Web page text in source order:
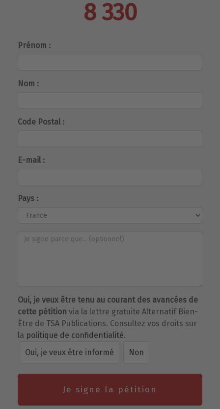
8 330
Prénom :
Nom :
Code Postal :
E-mail :
Pays :
Oui, je veux être tenu au courant des avancées de
cette pétition via la lettre gratuite Alternatif Bien-
Être de TSA Publications. Consultez vos droits sur
la politique de confidentialité.
Oui, je veux être informé
Non
Je signe la pétition